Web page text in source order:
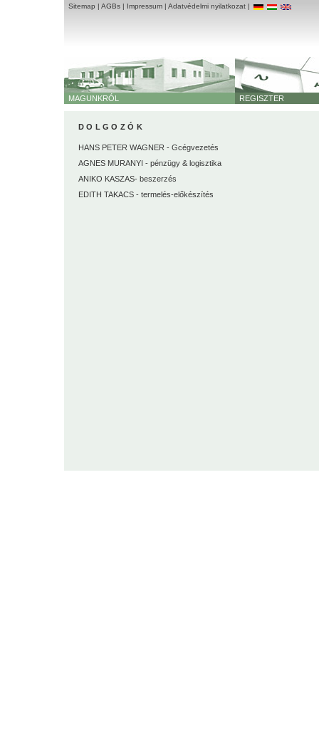
Sitemap | AGBs | Impressum | Adatvédelmi nyilatkozat |
MAGUNKRÓL REGISZTER
DOLGOZÓK
HANS PETER WAGNER - Gcégvezetés
AGNES MURANYI - pénzügy & logisztika
ANIKO KASZAS- beszerzés
EDITH TAKACS - termelés-előkészítés